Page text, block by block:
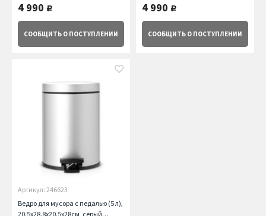
4 990 руб.
СООБЩИТЬ О ПОСТУПЛЕНИИ
4 990 руб.
СООБЩИТЬ О ПОСТУПЛЕНИИ
Артикул: 246623
Ведро для мусора с педалью (5 л),
20.5х28.8х20.5х28см, серый